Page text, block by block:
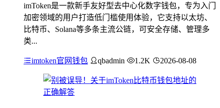
imToken是一款新手友好型去中心化数字钱包，专为入门
加密领域的用户打造低门槛使用体验，它支持以太坊、
比特币、Solana等多条主流公链，可安全存储、管理多
类...
imtoken官网钱包 qbadmin 1.2K 2026-08-08